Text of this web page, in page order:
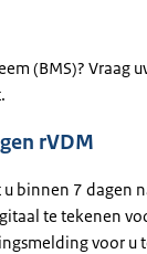
(BMS)? Vraag
rVDM
binnen 7 dagen
te tekenen
voor u